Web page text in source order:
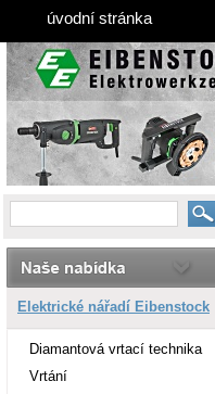
úvodní stránka
Elektrické nářadí Eibenstock
Diamantová vrtací technika
Vrtání